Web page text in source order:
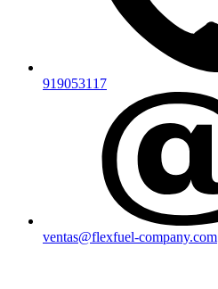
919053117
ventas@flexfuel-company.com